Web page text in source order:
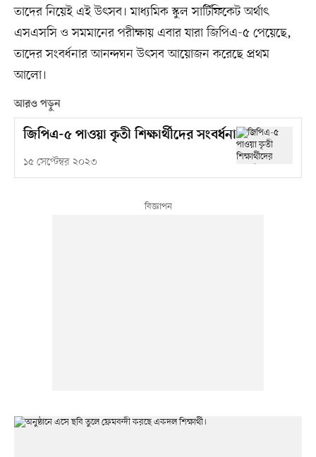
তাদের নিয়েই এই উৎসব। মাধ্যমিক স্কুল সার্টিফিকেট অর্থাৎ
এসএসসি ও সমমানের পরীক্ষায় এবার যারা জিপিএ-৫ পেয়েছে,
তাদের সংবর্ধনার আনন্দঘন উৎসব আয়োজন করেছে প্রথম
আলো।
আরও পড়ুন
জিপিএ-৫ পাওয়া কৃতী শিক্ষার্থীদের সংবর্ধনা
১৫ সেপ্টেম্বর ২০২৩